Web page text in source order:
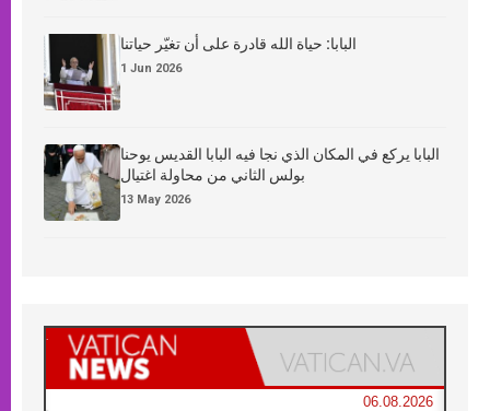
البابا: حياة الله قادرة على أن تغيّر حياتنا
1 Jun 2026
البابا يركع في المكان الذي نجا فيه البابا القديس يوحنا
بولس الثاني من محاولة اغتيال
13 May 2026
06.08.2026